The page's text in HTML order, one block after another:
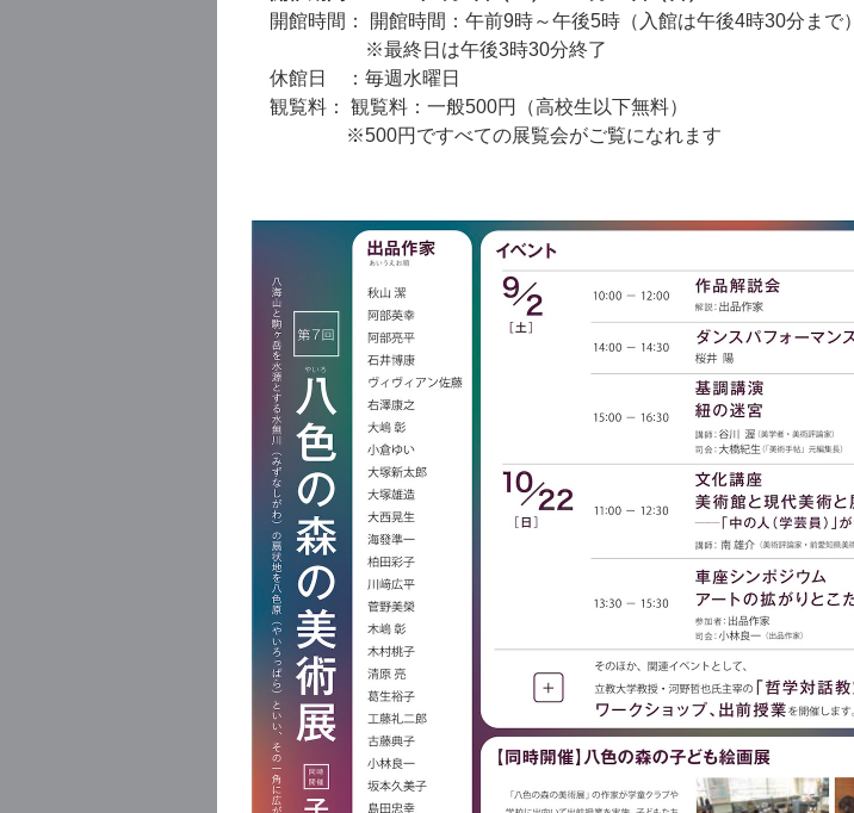
開館時間： 開館時間：午前9時～午後5時（入館は午後4時30分まで）
※最終日は午後3時30分終了
休館日 ：毎週水曜日
観覧料： 観覧料：一般500円（高校生以下無料）
※500円ですべての展覧会がご覧になれます